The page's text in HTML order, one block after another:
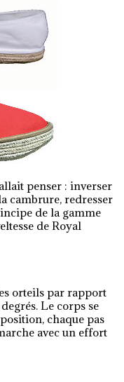
cambrure, redresser
de la gamme
de Royal
orteils par rapport
Le corps se
chaque pas
avec un effort